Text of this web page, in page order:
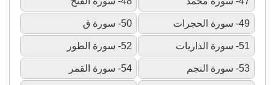
49- سورة الحجرات 50- سورة ق
51- سورة الذاريات 52- سورة الطور
53- سورة النجم 54- سورة القمر